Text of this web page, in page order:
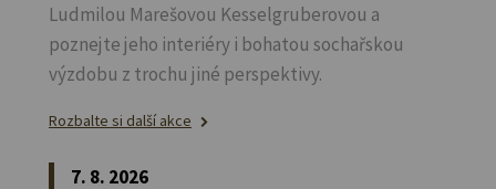
Ludmilou Marešovou Kesselgruberovou a
poznejte jeho interiéry i bohatou sochařskou
výzdobu z trochu jiné perspektivy.
Rozbalte si další akce
7. 8. 2026